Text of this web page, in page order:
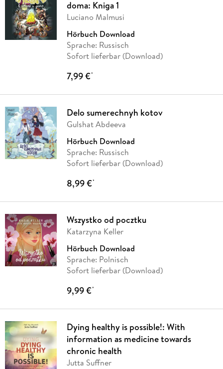
doma: Kniga 1
Luciano Malmusi
Hörbuch Download
Sprache: Russisch
Sofort lieferbar (Download)
7,99 €*
Delo sumerechnyh kotov
Gulshat Abdeeva
Hörbuch Download
Sprache: Russisch
Sofort lieferbar (Download)
8,99 €*
Wszystko od pocztku
Katarzyna Keller
Hörbuch Download
Sprache: Polnisch
Sofort lieferbar (Download)
9,99 €*
Dying healthy is possible!: With
information as medicine towards
chronic health
Jutta Suffner